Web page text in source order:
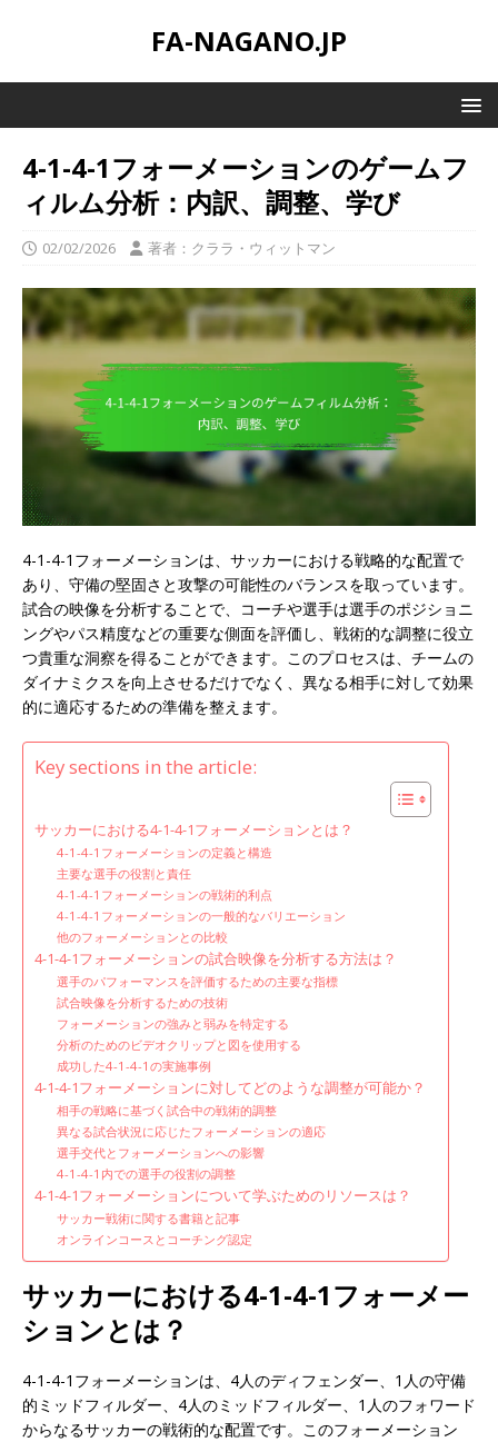
FA-NAGANO.JP
4-1-4-1フォーメーションのゲームフ
ィルム分析：内訳、調整、学び
02/02/2026 著者：クララ・ウィットマン
4-1-4-1フォーメーションは、サッカーにおける戦略的な配置で
あり、守備の堅固さと攻撃の可能性のバランスを取っています。
試合の映像を分析することで、コーチや選手は選手のポジショニ
ングやパス精度などの重要な側面を評価し、戦術的な調整に役立
つ貴重な洞察を得ることができます。このプロセスは、チームの
ダイナミクスを向上させるだけでなく、異なる相手に対して効果
的に適応するための準備を整えます。
Key sections in the article:
サッカーにおける4-1-4-1フォーメーションとは？
4-1-4-1フォーメーションの定義と構造
主要な選手の役割と責任
4-1-4-1フォーメーションの戦術的利点
4-1-4-1フォーメーションの一般的なバリエーション
他のフォーメーションとの比較
4-1-4-1フォーメーションの試合映像を分析する方法は？
選手のパフォーマンスを評価するための主要な指標
試合映像を分析するための技術
フォーメーションの強みと弱みを特定する
分析のためのビデオクリップと図を使用する
成功した4-1-4-1の実施事例
4-1-4-1フォーメーションに対してどのような調整が可能か？
相手の戦略に基づく試合中の戦術的調整
異なる試合状況に応じたフォーメーションの適応
選手交代とフォーメーションへの影響
4-1-4-1内での選手の役割の調整
4-1-4-1フォーメーションについて学ぶためのリソースは？
サッカー戦術に関する書籍と記事
オンラインコースとコーチング認定
サッカーにおける4-1-4-1フォーメー
ションとは？
4-1-4-1フォーメーションは、4人のディフェンダー、1人の守備
的ミッドフィルダー、4人のミッドフィルダー、1人のフォワード
からなるサッカーの戦術的な配置です。このフォーメーション